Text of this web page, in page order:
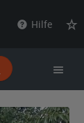
Hilfe